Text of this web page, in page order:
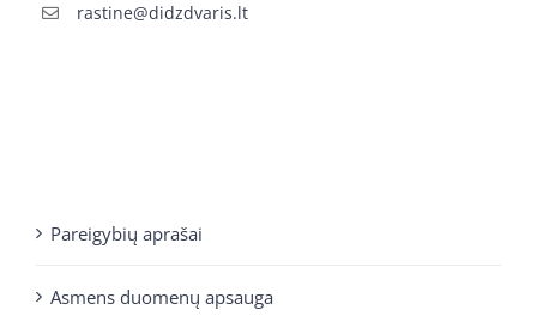
rastine@didzdvaris.lt
Pareigybių aprašai
Asmens duomenų apsauga